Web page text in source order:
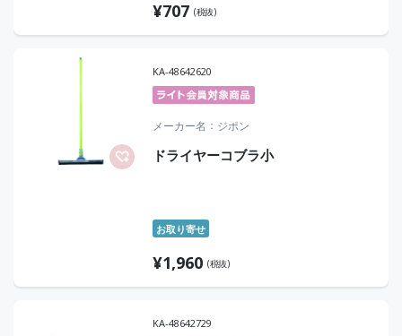
¥707 (税抜)
KA-48642620
メーカー名 ジポン
ドライヤーコブラ小
お取り寄せ
¥1,960 (税抜)
KA-48642729